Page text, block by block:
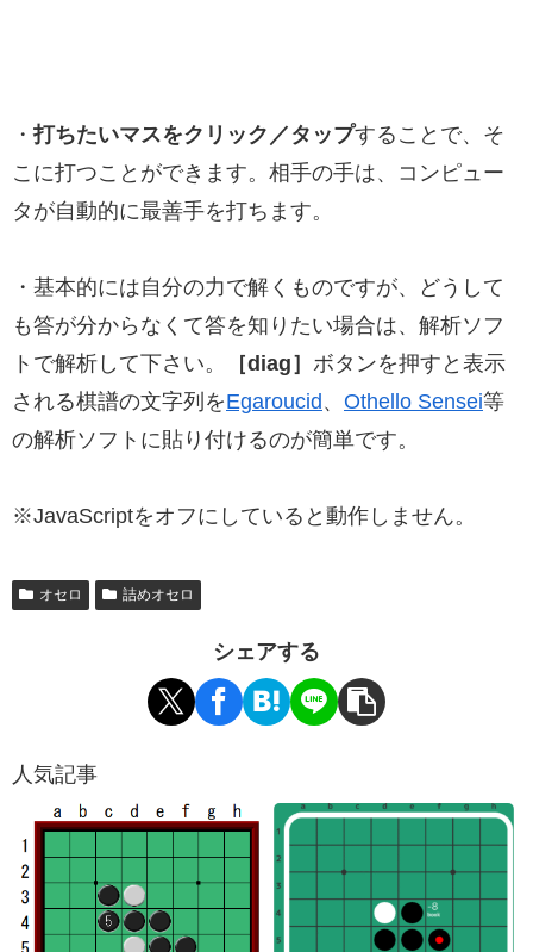
・打ちたいマスをクリック／タップすることで、そ
こに打つことができます。相手の手は、コンピュー
タが自動的に最善手を打ちます。
・基本的には自分の力で解くものですが、どうして
も答が分からなくて答を知りたい場合は、解析ソフ
トで解析して下さい。
［diag］ ボタンを押すと表示
される棋譜の文字列をEgaroucid、 Othello Sensei等
の解析ソフトに貼り付けるのが簡単です。
※JavaScriptをオフにしていると動作しません。
オセロ 詰めオセロ
シェアする
人気記事